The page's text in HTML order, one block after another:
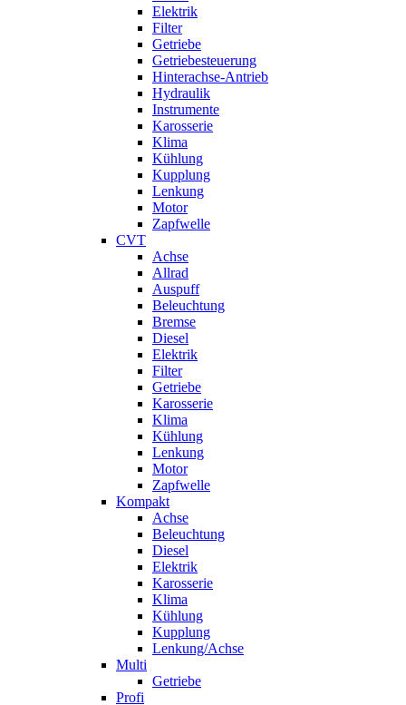
Elektrik
Filter
Getriebe
Getriebesteuerung
Hinterachse-Antrieb
Hydraulik
Instrumente
Karosserie
Klima
Kühlung
Kupplung
Lenkung
Motor
Zapfwelle
CVT
Achse
Allrad
Auspuff
Beleuchtung
Bremse
Diesel
Elektrik
Filter
Getriebe
Karosserie
Klima
Kühlung
Lenkung
Motor
Zapfwelle
Kompakt
Achse
Beleuchtung
Diesel
Elektrik
Karosserie
Klima
Kühlung
Kupplung
Lenkung/Achse
Multi
Getriebe
Profi